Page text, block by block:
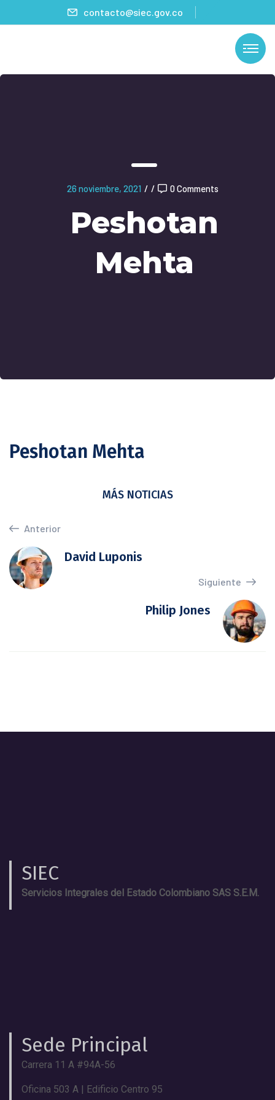
contacto@siec.gov.co
26 noviembre, 2021 / / 0 Comments
Peshotan
Mehta
Peshotan Mehta
MÁS NOTICIAS
Anterior
David Luponis
Siguiente
Philip Jones
SIEC
Servicios Integrales del Estado Colombiano SAS S.E.M.
Sede Principal
Carrera 11 A #94A-56
Oficina 503 A | Edificio Centro 95